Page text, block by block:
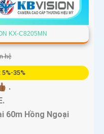
KX-C8205MN
hệ
5%-35%
️
.
60m Hồng Ngoại